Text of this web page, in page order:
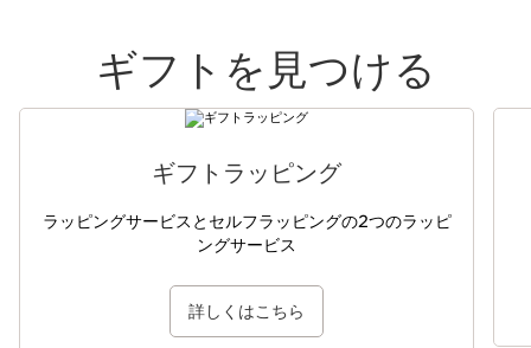
ギフトを見つける
ギフトラッピング
ラッピングサービスとセルフラッピングの2つのラッピ
ングサービス
詳しくはこちら